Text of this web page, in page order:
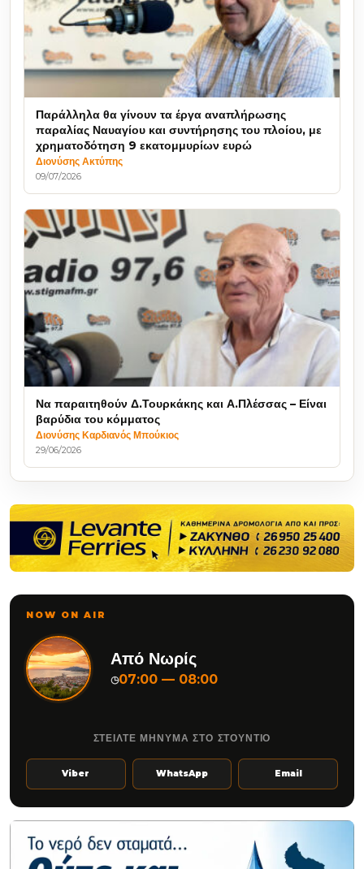
Παράλληλα θα γίνουν τα έργα αναπλήρωσης
παραλίας Ναυαγίου και συντήρησης του πλοίου, με
χρηματοδότηση 9 εκατομμυρίων ευρώ
Διονύσης Ακτύπης
09/07/2026
Να παραιτηθούν Δ.Τουρκάκης και Α.Πλέσσας – Είναι
βαρύδια του κόμματος
Διονύσης Καρδιανός Μπούκιος
29/06/2026
NOW ON AIR
Από Νωρίς
◷07:00 — 08:00
ΣΤΕΙΛΤΕ ΜΗΝΥΜΑ ΣΤΟ ΣΤΟΥΝΤΙΟ
Viber WhatsApp Email